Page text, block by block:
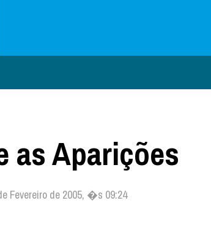
as Aparições
Fevereiro de 2005, �s 09:24